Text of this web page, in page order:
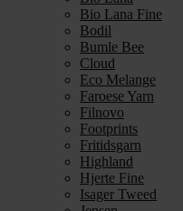
Bio Lana Fine
Bodil
Bumle Bee
Cloud
Eco Melange
Faroese Yarn
Filnovo
Footprints
Fritidsgarn
Highland
Hjerte Fine
Isager Tweed